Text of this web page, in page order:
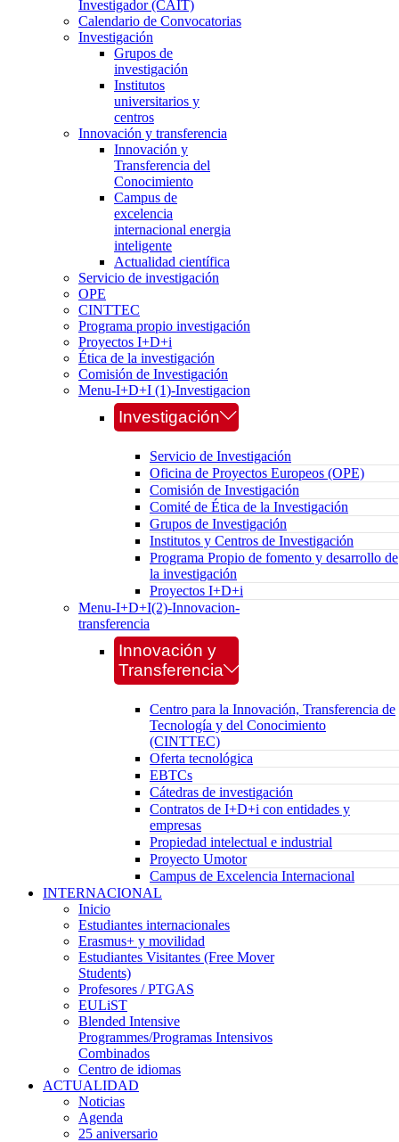
Investigador (CAIT)
Calendario de Convocatorias
Investigación
Grupos de
investigación
Institutos
universitarios y
centros
Innovación y transferencia
Innovación y
Transferencia del
Conocimiento
Campus de
excelencia
internacional energia
inteligente
Actualidad científica
Servicio de investigación
OPE
CINTTEC
Programa propio investigación
Proyectos I+D+i
Ética de la investigación
Comisión de Investigación
Menu-I+D+I (1)-Investigacion
Investigación
Servicio de Investigación
Oficina de Proyectos Europeos (OPE)
Comisión de Investigación
Comité de Ética de la Investigación
Grupos de Investigación
Institutos y Centros de Investigación
Programa Propio de fomento y desarrollo de
la investigación
Proyectos I+D+i
Menu-I+D+I(2)-Innovacion-
transferencia
Innovación y
Transferencia
Centro para la Innovación, Transferencia de
Tecnología y del Conocimiento
(CINTTEC)
Oferta tecnológica
EBTCs
Cátedras de investigación
Contratos de I+D+i con entidades y
empresas
Propiedad intelectual e industrial
Proyecto Umotor
Campus de Excelencia Internacional
INTERNACIONAL
Inicio
Estudiantes internacionales
Erasmus+ y movilidad
Estudiantes Visitantes (Free Mover
Students)
Profesores / PTGAS
EULiST
Blended Intensive
Programmes/Programas Intensivos
Combinados
Centro de idiomas
ACTUALIDAD
Noticias
Agenda
25 aniversario